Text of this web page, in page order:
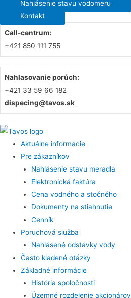
Nahlásenie stavu vodomeru
Kontakt
Call-centrum:
+421 850 111 755
Nahlasovanie porúch:
+421 33 59 66 182
dispecing@tavos.sk
Aktuálne informácie
Pre zákazníkov
Nahlásenie stavu meradla
Elektronická faktúra
Cena vodného a stočného
Dokumenty na stiahnutie
Cenník
Poruchová služba
Nahlásené odstávky vody
Často kladené otázky
Základné informácie
História spoločnosti
Územné rozdelenie akcionárov